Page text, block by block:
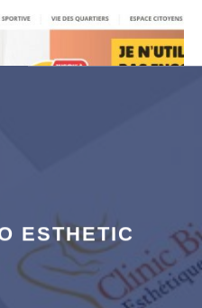
ESTHETIC